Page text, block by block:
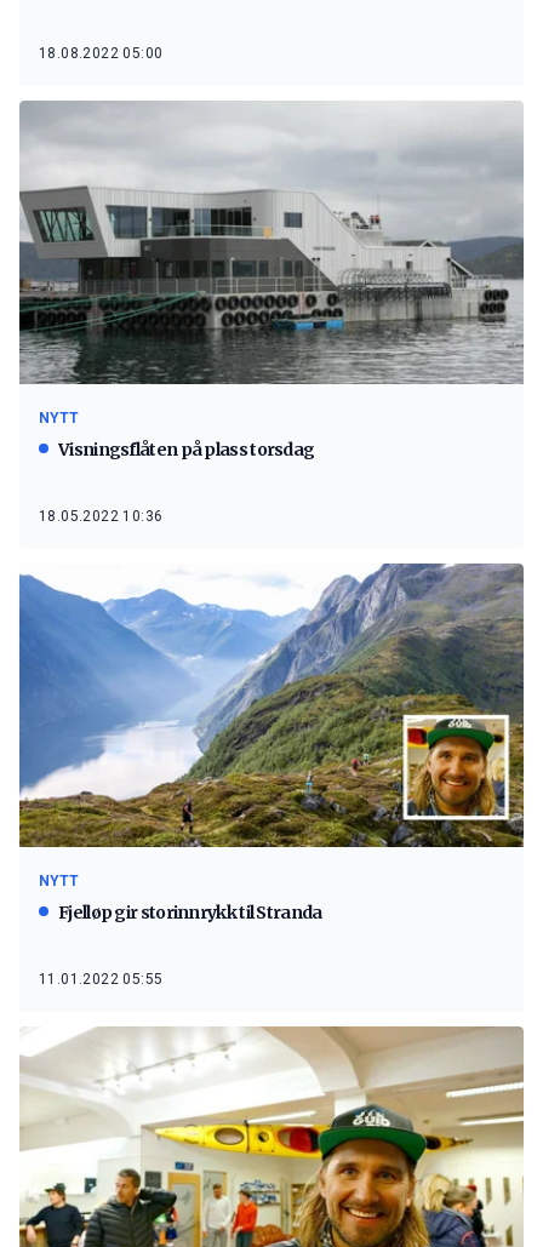
18.08.2022 05:00
NYTT
Visningsflåten på plass torsdag
18.05.2022 10:36
NYTT
Fjelløp gir storinnrykk til Stranda
11.01.2022 05:55